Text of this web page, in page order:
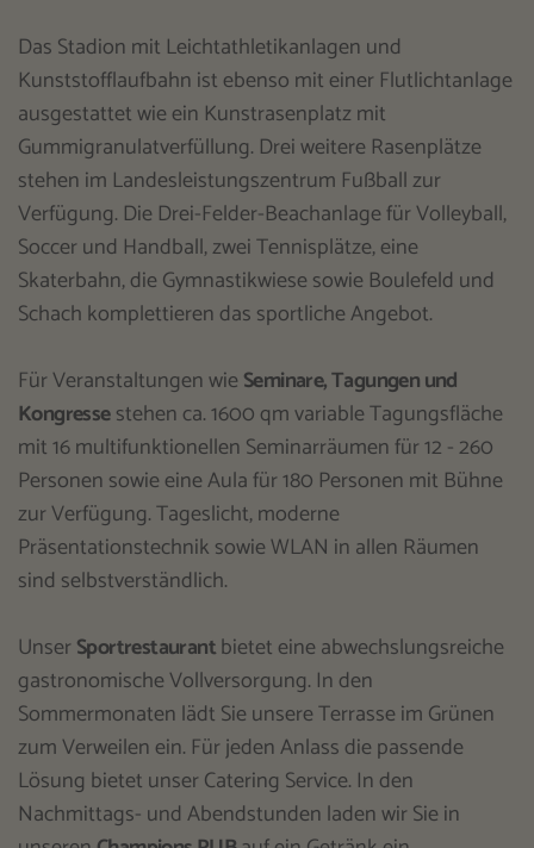
Das Stadion mit Leichtathletikanlagen und
Kunststofflaufbahn ist ebenso mit einer Flutlichtanlage
ausgestattet wie ein Kunstrasenplatz mit
Gummigranulatverfüllung. Drei weitere Rasenplätze
stehen im Landesleistungszentrum Fußball zur
Verfügung. Die Drei-Felder-Beachanlage für Volleyball,
Soccer und Handball, zwei Tennisplätze, eine
Skaterbahn, die Gymnastikwiese sowie Boulefeld und
Schach komplettieren das sportliche Angebot.
Für Veranstaltungen wie Seminare, Tagungen und
Kongressestehen ca. 1600 qm variable Tagungsfläche
mit 16 multifunktionellen Seminarräumen für 12 - 260
Personen sowie eine Aula für 180 Personen mit Bühne
zur Verfügung. Tageslicht, moderne
Präsentationstechnik sowie WLAN in allen Räumen
sind selbstverständlich.
Unser Sportrestaurantbietet eine abwechslungsreiche
gastronomische Vollversorgung. In den
Sommermonaten lädt Sie unsere Terrasse im Grünen
zum Verweilen ein. Für jeden Anlass die passende
Lösung bietet unser Catering Service. In den
Nachmittags- und Abendstunden laden wir Sie in